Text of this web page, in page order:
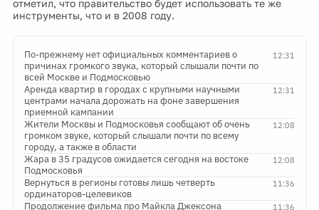
отметил, что правительство будет использовать те же
инструменты, что и в 2008 году.
12:31
По-прежнему нет официальных комментариев о
причинах громкого звука, который слышали почти по
всей Москве и Подмосковью
12:31
Аренда квартир в городах с крупными научными
центрами начала дорожать на фоне завершения
приемной кампании
12:08
Жители Москвы и Подмосковья сообщают об очень
громком звуке, который слышали почти по всему
городу, а также в области
12:08
Жара в 35 градусов ожидается сегодня на востоке
Подмосковья
11:36
Вернуться в регионы готовы лишь четверть
ординаторов-целевиков
11:36
Продолжение фильма про Майкла Джексона